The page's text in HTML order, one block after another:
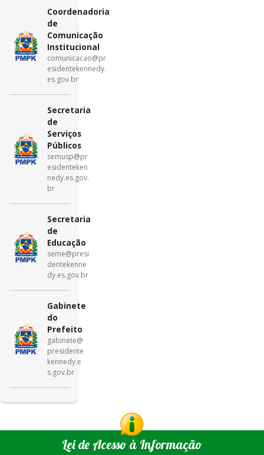
Coordenadoria
de
Comunicação
Institucional
comunicacao@pr
esidentekennedy.
es.gov.br
Secretaria
de
Serviços
Públicos
semusp@pr
esidenteken
nedy.es.gov.
br
Secretaria
de
Educação
seme@presi
dentekenne
dy.es.gov.br
Gabinete
do
Prefeito
gabinete@
presidente
kennedy.e
s.gov.br
Lei de Acesso à Informação